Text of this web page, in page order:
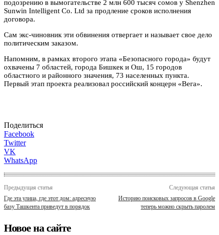
Напомним, в рамках второго этапа «Безопасного города» будут
охвачены 7 областей, города Бишкек и Ош, 15 городов
областного и районного значения, 73 населенных пункта.
Поделиться
Facebook
Twitter
Предыдущая статья
Где эта улица, где этот дом: адресную
базу Ташкента приведут в порядок
Новое на сайте
Политика 06.08.2026
Шавкат Мирзиёев подписал постановление о
введении системы «семейной» работы с детьми